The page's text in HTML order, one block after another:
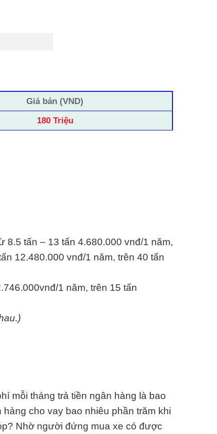
Giá bán (VND)
180 Triệu
8.5 tấn – 13 tấn 4.680.000 vnđ/1 năm,
12.480.000 vnđ/1 năm, trên 40 tấn
1 năm, trên 15 tấn
mỗi tháng trả tiền ngân hàng là bao
cho vay bao nhiêu phần trăm khi
Nhờ người đứng mua xe có được